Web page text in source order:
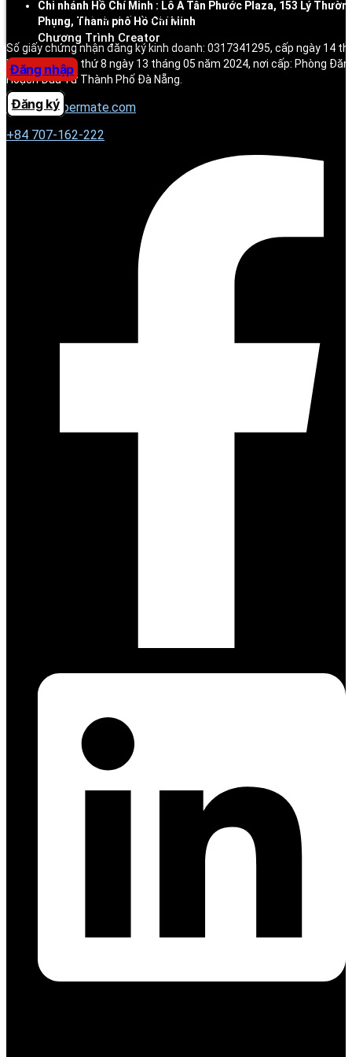
Trung tâm trợ giúp
Chương Trình Creator
Đăng nhập
Đăng ký
Chi nhánh Hồ Chí Minh : Lô A Tân Phước Plaza, 153 Lý
Phụng, Thành phố Hồ Chí Minh
Số giấy chứng nhận đăng ký kinh doanh: 0317341295, cấp ngày 14
ký thay đổi lần thứ 8 ngày 13 tháng 05 năm 2024, nơi cấp: Phòng
Hoạch Đầu Tư Thành Phố Đà Nẵng.
contact@permate.com
+84 707-162-222